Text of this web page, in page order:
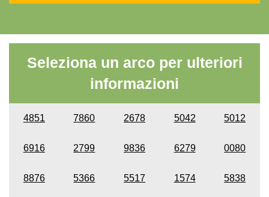
Seleziona un arco per ulteriori
informazioni
4851 7860 2678 5042 5012
6916 2799 9836 6279 0080
8876 5366 5517 1574 5838